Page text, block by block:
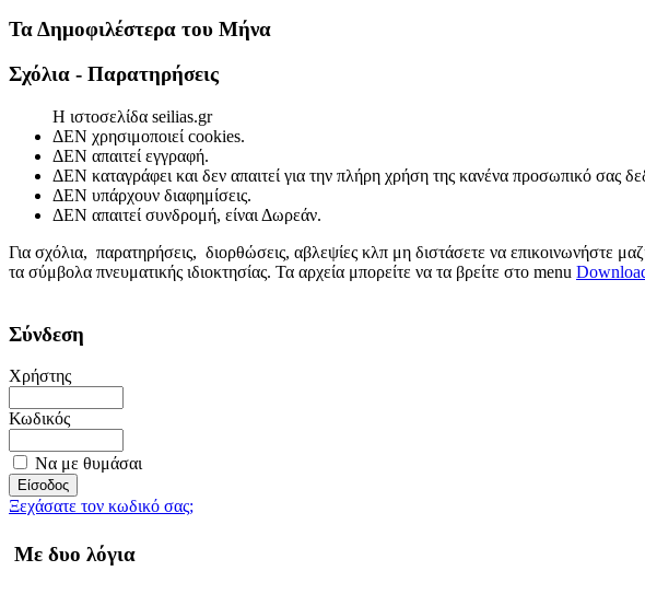
Τα Δημοφιλέστερα του Μήνα
Σχόλια - Παρατηρήσεις
Η ιστοσελίδα seilias.gr
ΔΕΝ χρησιμοποιεί cookies.
ΔΕΝ απαιτεί εγγραφή.
ΔΕΝ καταγράφει και δεν απαιτεί για την πλήρη χρήση της κανένα προσωπικό σας
ΔΕΝ υπάρχουν διαφημίσεις.
ΔΕΝ απαιτεί συνδρομή, είναι Δωρεάν.
Για σχόλια, παρατηρήσεις, διορθώσεις, αβλεψίες κλπ μη διστάσετε να επικοινωνήστε
τα σύμβολα πνευματικής ιδιοκτησίας. Τα αρχεία μπορείτε να τα βρείτε στο menu
Σύνδεση
Χρήστης
Κωδικός
Να με θυμάσαι
Ξεχάσατε τον κωδικό σας;
Με δυο λόγια